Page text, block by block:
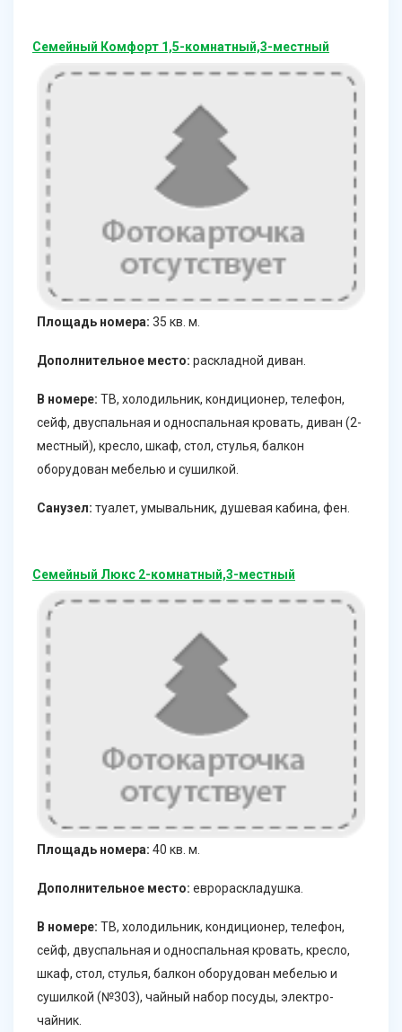
Семейный Комфорт 1,5-комнатный,3-местный
Площадь номера: 35 кв. м.
Дополнительное место: раскладной диван.
В номере: ТВ, холодильник, кондиционер, телефон,
сейф, двуспальная и односпальная кровать, диван (2-
местный), кресло, шкаф, стол, стулья, балкон
оборудован мебелью и сушилкой.
Санузел: туалет, умывальник, душевая кабина, фен.
Семейный Люкс 2-комнатный,3-местный
Площадь номера: 40 кв. м.
Дополнительное место: еврораскладушка.
В номере: ТВ, холодильник, кондиционер, телефон,
сейф, двуспальная и односпальная кровать, кресло,
шкаф, стол, стулья, балкон оборудован мебелью и
сушилкой (№303), чайный набор посуды, электро-
чайник.